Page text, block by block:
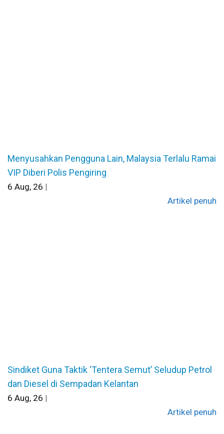
Menyusahkan Pengguna Lain, Malaysia Terlalu Ramai
VIP Diberi Polis Pengiring
6 Aug, 26 |
Artikel penuh
Sindiket Guna Taktik ‘Tentera Semut’ Seludup Petrol
dan Diesel di Sempadan Kelantan
6 Aug, 26 |
Artikel penuh